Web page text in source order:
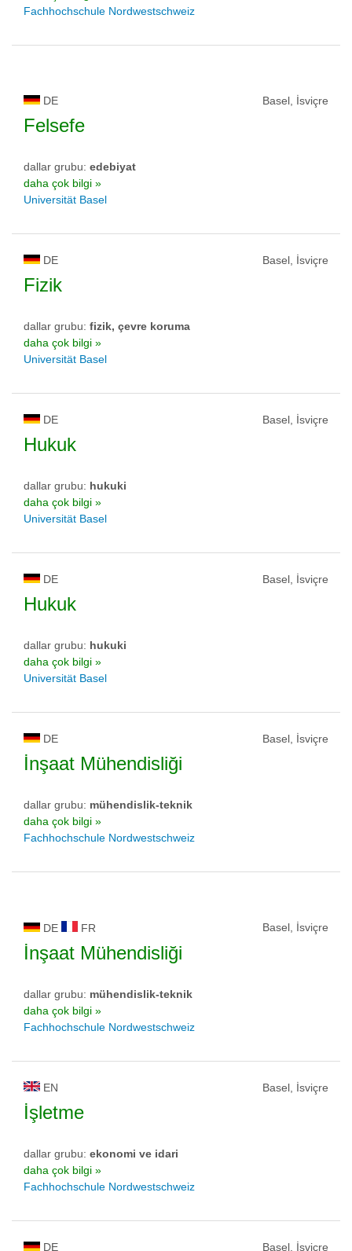
Fachhochschule Nordwestschweiz
DE Basel, İsviçre
Felsefe
dallar grubu: edebiyat
daha çok bilgi »
Universität Basel
DE Basel, İsviçre
Fizik
dallar grubu: fizik, çevre koruma
daha çok bilgi »
Universität Basel
DE Basel, İsviçre
Hukuk
dallar grubu: hukuki
daha çok bilgi »
Universität Basel
DE Basel, İsviçre
Hukuk
dallar grubu: hukuki
daha çok bilgi »
Universität Basel
DE Basel, İsviçre
İnşaat Mühendisliği
dallar grubu: mühendislik-teknik
daha çok bilgi »
Fachhochschule Nordwestschweiz
DE FR Basel, İsviçre
İnşaat Mühendisliği
dallar grubu: mühendislik-teknik
daha çok bilgi »
Fachhochschule Nordwestschweiz
EN Basel, İsviçre
İşletme
dallar grubu: ekonomi ve idari
daha çok bilgi »
Fachhochschule Nordwestschweiz
DE Basel, İsviçre